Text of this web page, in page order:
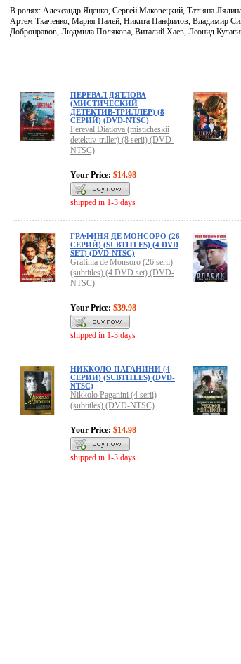
В ролях: Александр Яценко, Сергей Маковецкий, Татьяна
Артем Ткаченко, Мария Палей, Никита Панфилов, Владимир
Добронравов, Людмила Полякова, Виталий Хаев, Леонид
ПЕРЕВАЛ ДЯТЛОВА
(МИСТИЧЕСКИЙ
ДЕТЕКТИВ-ТРИЛЛЕР) (8
СЕРИЙ) (DVD-NTSC)
Pereval Diatlova (misticheskii
detektiv-triller) (8 serii) (DVD-
NTSC)
Your Price: $14.98
shipped in 1-3 days
ГРАФИНЯ ДЕ МОНСОРО (26
СЕРИЙ) (SUBTITLES) (4 DVD
SET) (DVD-NTSC)
Grafinia de Monsoro (26 serii)
(subtitles) (4 DVD set) (DVD-
NTSC)
Your Price: $39.98
shipped in 1-3 days
НИККОЛО ПАГАНИНИ (4
СЕРИИ) (SUBTITLES) (DVD-
NTSC)
Nikkolo Paganini (4 serii)
(subtitles) (DVD-NTSC)
Your Price: $14.98
shipped in 1-3 days